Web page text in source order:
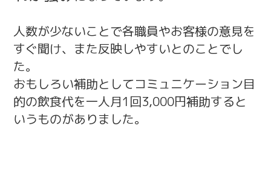
人数が少ないことで各職員やお客様の意見を
すぐ聞け、また反映しやすいとのことでし
た。
おもしろい補助としてコミュニケーション目
的の飲食代を一人月1回3,000円補助すると
いうものがありました。